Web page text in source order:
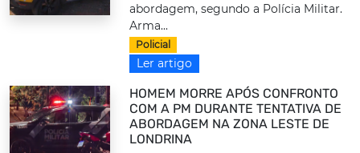
abordagem, segundo a Polícia Militar.
Arma...
Policial
Ler artigo
HOMEM MORRE APÓS CONFRONTO
COM A PM DURANTE TENTATIVA DE
ABORDAGEM NA ZONA LESTE DE
LONDRINA